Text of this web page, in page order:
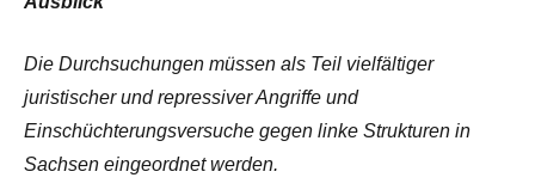
Die Durchsuchungen müssen als Teil vielfältiger
juristischer und repressiver Angriffe und
Einschüchterungsversuche gegen linke Strukturen in
Sachsen eingeordnet werden.